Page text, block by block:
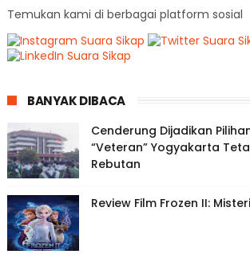
Temukan kami di berbagai platform sosial
BANYAK DIBACA
Cenderung Dijadikan
“Veteran” Yogyakarta
Rebutan
Review Film Frozen II: